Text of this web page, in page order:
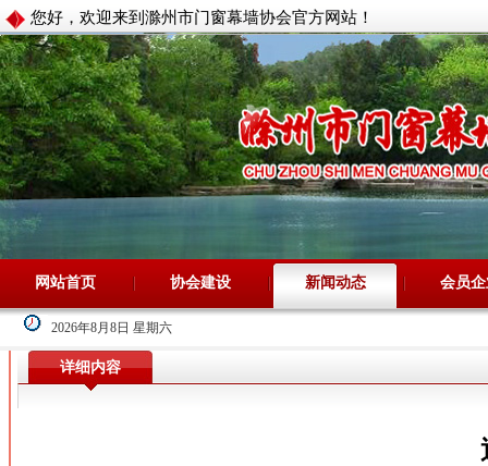
您好，欢迎来到滁州市门窗幕墙协会官方网站！
网站首页 协会建设 新闻动态 会员企
2026年8月8日 星期六
详细内容